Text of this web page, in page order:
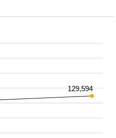
129,594